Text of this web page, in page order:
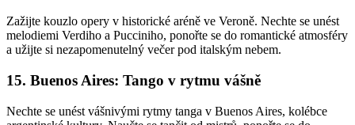
Zažijte kouzlo opery v historické aréně ve Veroně. Nechte se unést
melodiemi Verdiho a Pucciniho, ponořte se do romantické atmosféry
a užijte si nezapomenutelný večer pod italským nebem.
15. Buenos Aires: Tango v rytmu vášně
Nechte se unést vášnivými rytmy tanga v Buenos Aires, kolébce